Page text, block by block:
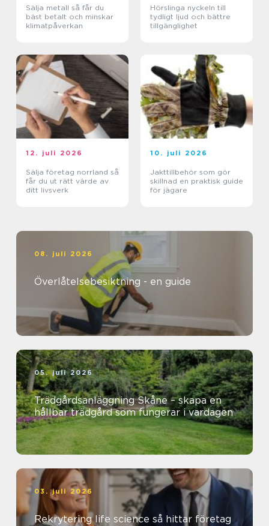
Sälja metall så får du
bäst betalt och minskar
klimatpåverkan
Hörslinga nyckeln till
tydligt ljud och bättre
tillgänglighet
12. juli 2026
Sälja företag norrland så
får du ut rätt värde av
ditt livsverk
10. juli 2026
Jakttillbehör som gör
skillnad en praktisk guide
för jägare
08. juli 2026
Överlåtelsebesiktning - en guide
05. juli 2026
Trädgårdsanläggning Skåne – skapa en
hållbar trädgård som fungerar i vardagen
03. juli 2026
Rekrytering life science så hittar företag